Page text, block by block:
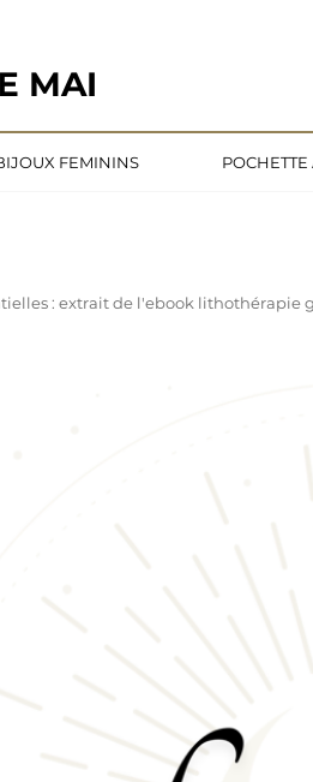
MAI
FEMININS
: extrait de l'ebook